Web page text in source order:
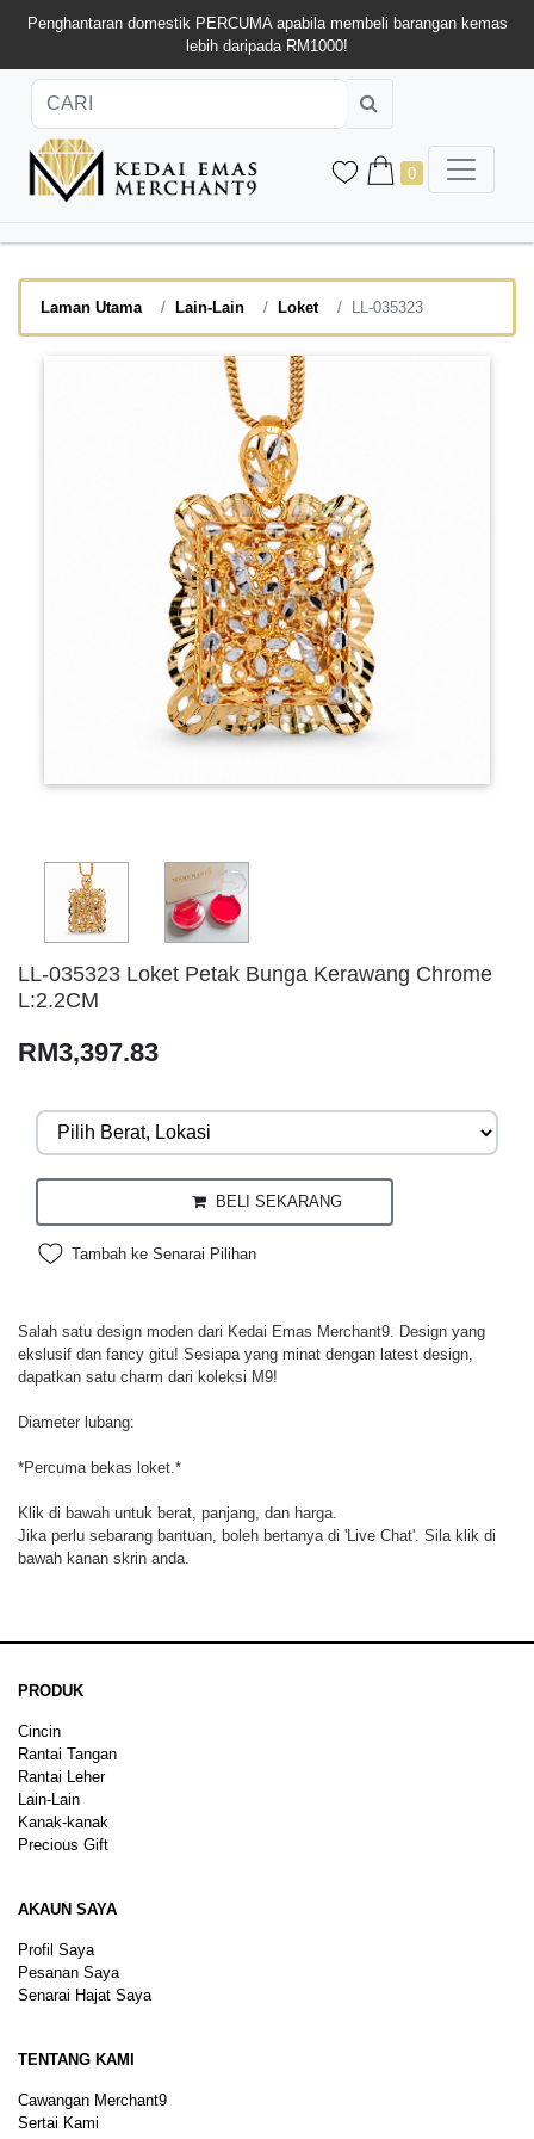
Penghantaran domestik PERCUMA apabila membeli barangan kemas
lebih daripada RM1000!
0
Laman Utama Lain-Lain Loket LL-035323
LL-035323 Loket Petak Bunga Kerawang Chrome
L:2.2CM
RM3,397.83
BELI SEKARANG
Tambah ke Senarai Pilihan
Salah satu design moden dari Kedai Emas Merchant9. Design yang
ekslusif dan fancy gitu! Sesiapa yang minat dengan latest design,
dapatkan satu charm dari koleksi M9!
Diameter lubang:
*Percuma bekas loket.*
Klik di bawah untuk berat, panjang, dan harga.
Jika perlu sebarang bantuan, boleh bertanya di 'Live Chat'. Sila klik di
bawah kanan skrin anda.
PRODUK
Cincin
Rantai Tangan
Rantai Leher
Lain-Lain
Kanak-kanak
Precious Gift
AKAUN SAYA
Profil Saya
Pesanan Saya
Senarai Hajat Saya
TENTANG KAMI
Cawangan Merchant9
Sertai Kami